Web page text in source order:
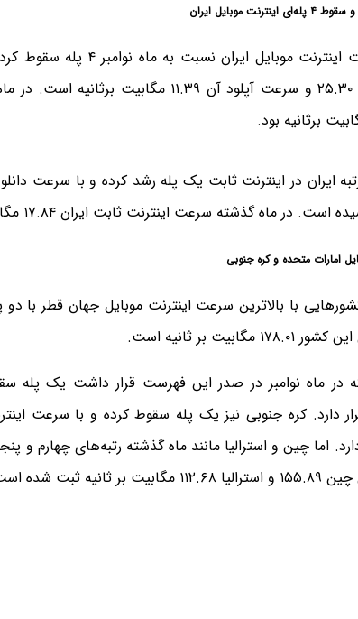
موبایل ایران
دانلود اینترنت موبایل ۲۵.۳۰ و سرعت آپلود آن
امارات متحده و کره جنوبی
با بالاترین سرعت اینترنت موبایل جهان قطر با دو
بر ثانیه است.
اما چین و استرالیا مانند ماه گذشته رتبه‌های چهارم و
ثبت شده است.